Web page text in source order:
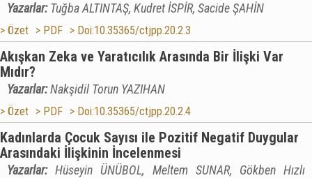
Yazarlar:Tuğba ALTINTAŞ, Kudret İSPİR, Sacide ŞAHİN
> Özet > PDF > Doi:10.35365/ctjpp.20.2.3
Akışkan Zeka ve Yaratıcılık Arasında Bir İlişki Var
Mıdır?
Yazarlar:Nakşidil Torun YAZIHAN
> Özet > PDF > Doi:10.35365/ctjpp.20.2.4
Kadınlarda Çocuk Sayısı ile Pozitif Negatif Duygular
Arasındaki İlişkinin İncelenmesi
Yazarlar:Hüseyin ÜNÜBOL, Meltem SUNAR, Gökben Hızlı